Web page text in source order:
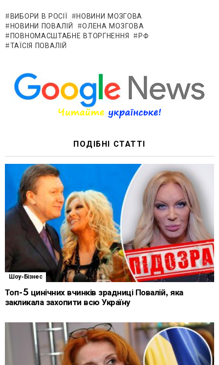
ВИБОРИ В РОСІЇ
НОВИНИ МОЗГОВА
НОВИНИ ПОВАЛІЙ
ОЛЕНА МОЗГОВА
ПОВНОМАСШТАБНЕ ВТОРГНЕННЯ
РФ
ТАЇСІЯ ПОВАЛІЙ
ПОДІБНІ СТАТТІ
Шоу-Бізнес
Топ-5 цинічних вчинків зрадниці Повалій, яка
закликала захопити всю Україну